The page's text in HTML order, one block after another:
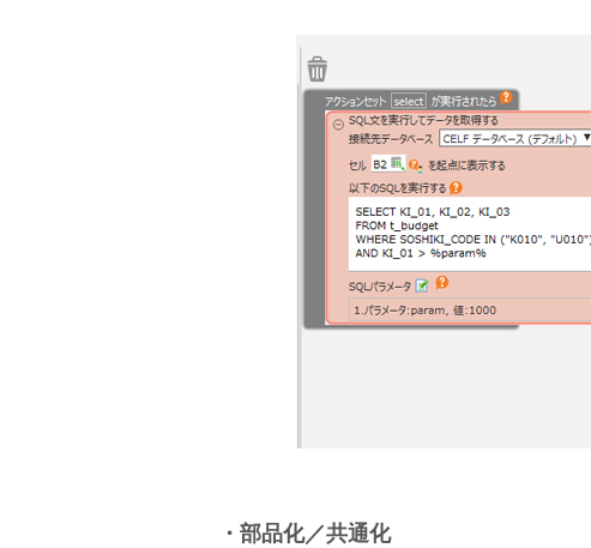
・部品化／共通化